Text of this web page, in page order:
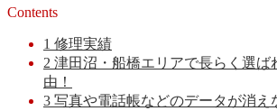
Contents
1 修理実績
2 津田沼・船橋エリアで長らく選ば
由！
3 写真や電話帳などのデータが消え